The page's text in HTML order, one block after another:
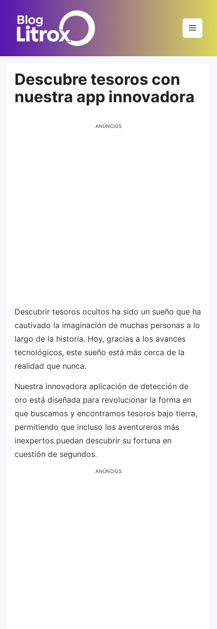
contenido
Menú
Descubre tesoros con
nuestra app innovadora
ANÚNCIOS
Descubrir tesoros ocultos ha sido un sueño que ha
cautivado la imaginación de muchas personas a lo
largo de la historia. Hoy, gracias a los avances
tecnológicos, este sueño está más cerca de la
realidad que nunca.
Nuestra innovadora aplicación de detección de
oro está diseñada para revolucionar la forma en
que buscamos y encontramos tesoros bajo tierra,
permitiendo que incluso los aventureros más
inexpertos puedan descubrir su fortuna en
cuestión de segundos.
ANÚNCIOS